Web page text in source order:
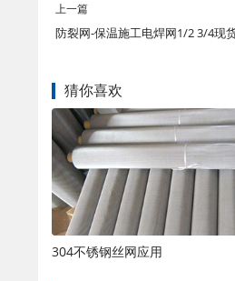
上一篇
防裂网-保温施工电焊网1/2 3/4现
猜你喜欢
304不锈钢丝网应用